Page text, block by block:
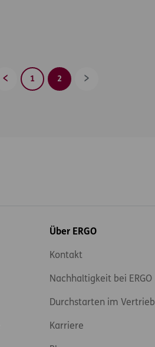
Zurück 1 2 Vorwärts
Über ERGO
Kontakt
Nachhaltigkeit bei ERGO
Durchstarten im Vertrieb
Karriere